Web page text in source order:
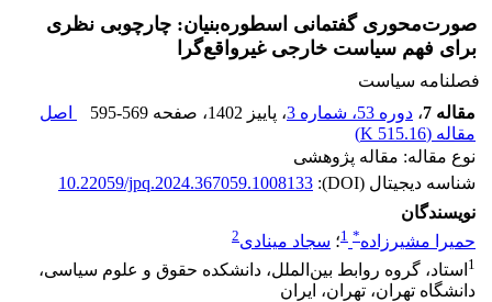
صورت‌محوری گفتمانی اسطوره‌بنیان: چارچوبی نظری
برای فهم سیاست خارجی غیرواقع‌گرا
فصلنامه سیاست
مقاله 7
، دوره 53، شماره 3 ، پاییز 1402 ، صفحه 595-569
اصل
مقاله (515.16 K
)
نوع مقاله: مقاله پژوهشی
شناسه دیجیتال (DOI):
10.22059/jpq.2024.367059.1008133
نویسندگان
حمیرا مشیرزاده*
1؛ سجاد مینادی2
1 استاد، گروه روابط بین‌الملل، دانشکده حقوق و علوم سیاسی،
دانشگاه تهران، تهران، ایران